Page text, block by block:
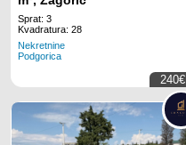
Sprat: 3
Kvadratura: 28
Nekretnine
Podgorica
240€